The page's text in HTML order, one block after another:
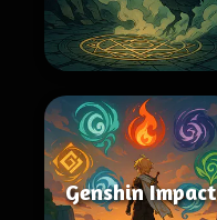
Genshin Impact